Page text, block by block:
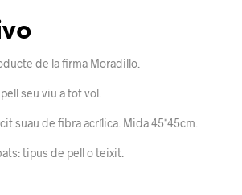
de la firma Moradillo.
seu viu a tot vol.
suau de fibra acrílica. Mida 45*45cm.
tipus de pell o teixit.